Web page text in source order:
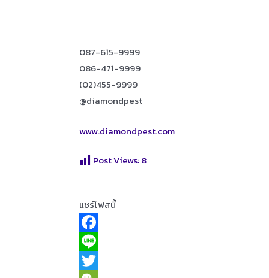
087-615-9999
086-471-9999
(02)455-9999
@diamondpest
www.diamondpest.com
Post Views:8
แชร์โฟสนี้
F
a
L